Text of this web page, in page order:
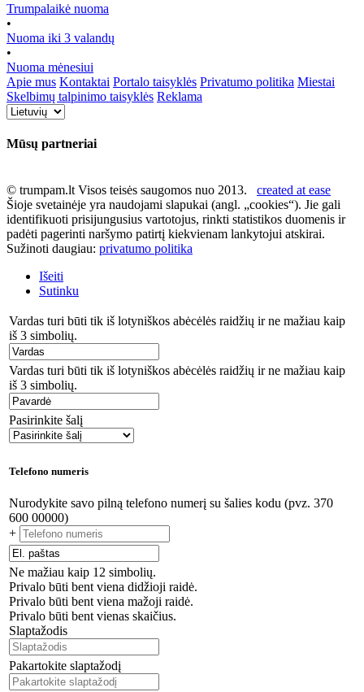
Trumpalaikė nuoma
•
Nuoma iki 3 valandų
•
Nuoma mėnesiui
Apie mus Kontaktai Portalo taisyklės Privatumo politika Miestai
Skelbimų talpinimo taisyklės Reklama
Mūsų partneriai
© trumpam.lt Visos teisės saugomos nuo 2013. created at ease
Šioje svetainėje yra naudojami slapukai (angl. „cookies“). Jie gali
identifikuoti prisijungusius vartotojus, rinkti statistikos duomenis ir
padėti pagerinti naršymo patirtį kiekvienam lankytojui atskirai.
Sužinoti daugiau: privatumo politika
Išeiti
Sutinku
Vardas turi būti tik iš lotyniškos abėcėlės raidžių ir ne mažiau kaip
iš 3 simbolių.
Vardas turi būti tik iš lotyniškos abėcėlės raidžių ir ne mažiau kaip
iš 3 simbolių.
Pasirinkite šalį
Telefono numeris
Nurodykite savo pilną telefono numerį su šalies kodu (pvz. 370
600 00000)
+
Ne mažiau kaip 12 simbolių.
Privalo būti bent viena didžioji raidė.
Privalo būti bent viena mažoji raidė.
Privalo būti bent vienas skaičius.
Slaptažodis
Pakartokite slaptažodį